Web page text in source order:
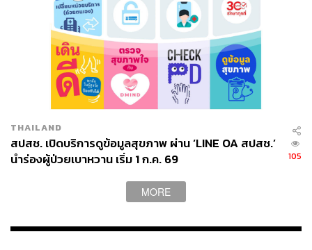
พล.ต. นพ.เหรียญทอง ระบุว่า ในวันนี้ที่มาเพื่อขอทวงหนี้ ซึ่งมี
เงื่อนไข 2 ข้อคือ ขอให้ สปสช. ดำเนินการจ่ายหนี้คงค้างของ
ปี 2563 ยอดรวม 8.9 ล้านบาท และจ่ายยอดหนี้คงค้างของปี
2567 ที่ยอดรวมประมาณ 40 ล้านบาทก่อน หากดำเนินการ
ได้รับ ทางโรงพยาบาลมงกุฎวัฒนะก็ยังคงให้บริการผู้ป่วย
สิทธิบัตรทองต่อ ส่วนงบประมาณของปี 2568 ตนเข้าใจและ
รอได้ เพราะขั้นตอนการเบิกจ่ายต้องเป็นไปตามระบบ
ด้าน ทพ.อรรถพร กล่าวว่า จะรับข้อเสนอของ พล.ต.
นพ.เหรียญทอง ไปดำเนินการโดยกรณีหนี้ปี 2563 มติยังค้าง
ปกครอง ซึ่ง พล.ต. นพ.เหรียญทอง กล่าวว่า หากมีการนัดไกล่
THAILAND
สปสช. เปิดบริการดูข้อมูลสุขภาพ ผ่าน ‘LINE OA สปสช.’
นำร่องผู้ป่วยเบาหวาน เริ่ม 1 ก.ค. 69
105
MORE